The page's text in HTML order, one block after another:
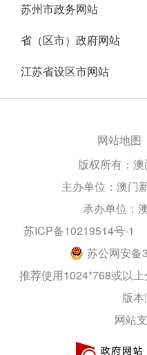
苏州市政务网站
省（区市）政府网站
江苏省设区市网站
网站地图
版权所有：
主办单位：澳门
承办单位：
苏ICP备10219514号-1
苏公网安备
推荐使用1024*768或以
版
网站